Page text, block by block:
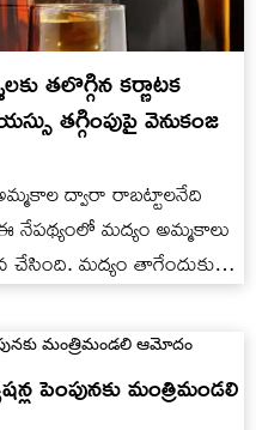
తలొగ్గిన కర్ణాటక
తగ్గింపుపై వెనుకంజ
ద్వారా రాబట్టాలనేది
ఈ నేపథ్యంలో మద్యం అమ్మకాలు
చేసింది. మద్యం తాగేందుకు
పెంపునకు మంత్రిమండలి